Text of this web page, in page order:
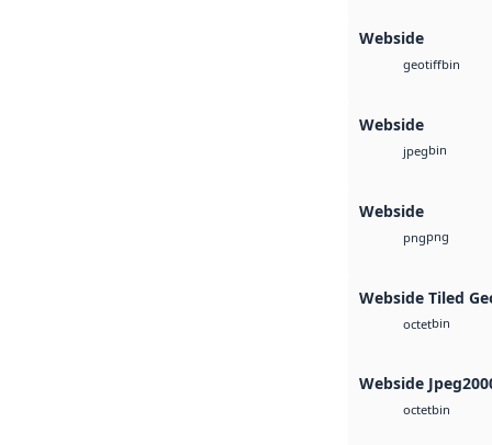
Webside
geotiffbin
Webside
jpegbin
Webside
pngpng
Webside Tiled
octetbin
Webside
octetbin